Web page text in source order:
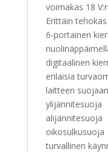
voimakas 18
Erittäin
6-portainen
digitaalinen
erilaisia
laitteen
ylijännitesuoja
alijännitesuoja
oikosulkusuoja
turvallinen